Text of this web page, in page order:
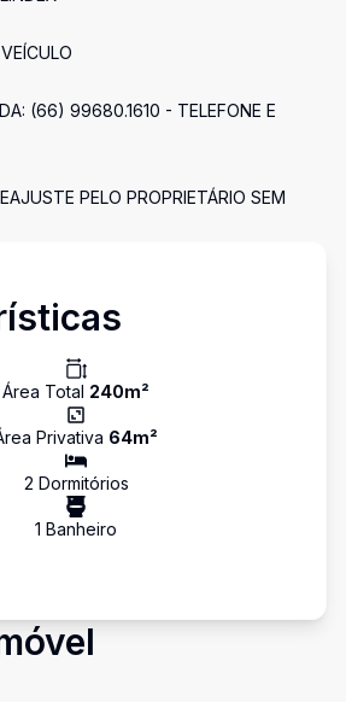
(66) 99680.1610 - TELEFONE E
PELO PROPRIETÁRIO SEM
Área Total 240m²
Privativa 64m²
2 Dormitórios
1 Banheiro